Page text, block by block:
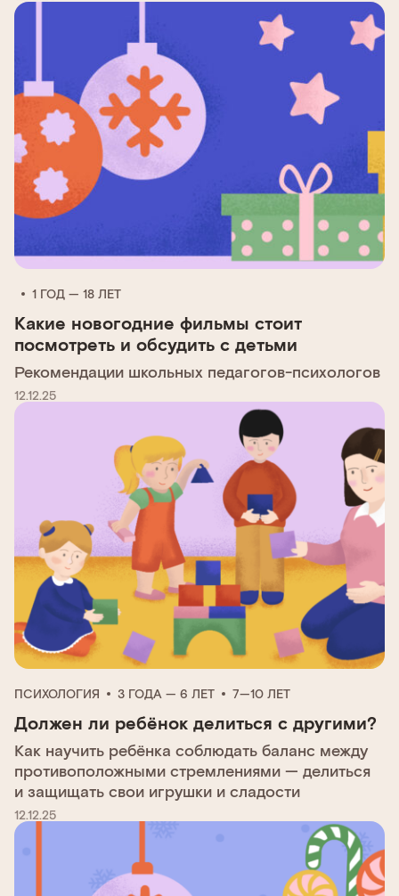
1 ГОД — 18 ЛЕТ
Какие новогодние фильмы стоит
посмотреть и обсудить с детьми
Рекомендации школьных педагогов-психологов
12.12.25
ПСИХОЛОГИЯ 3 ГОДА — 6 ЛЕТ 7—10 ЛЕТ
Должен ли ребёнок делиться с другими?
Как научить ребёнка соблюдать баланс между
противоположными стремлениями — делиться
и защищать свои игрушки и сладости
12.12.25